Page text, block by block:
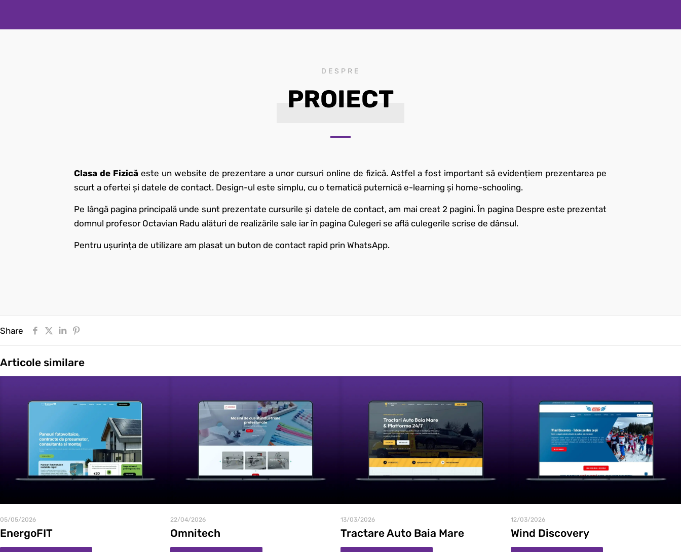
DESPRE
PROIECT
Clasa de Fizică este un website de prezentare a unor cursuri online de fizică. Astfel a fost important să evidențiem prezentarea pe
scurt a ofertei și datele de contact. Design-ul este simplu, cu o tematică puternică e-learning și home-schooling.
Pe lângă pagina principală unde sunt prezentate cursurile și datele de contact, am mai creat 2 pagini. În pagina Despre este prezentat
domnul profesor Octavian Radu alături de realizările sale iar în pagina Culegeri se află culegerile scrise de dânsul.
Pentru ușurința de utilizare am plasat un buton de contact rapid prin WhatsApp.
Share
Articole similare
05/05/2026
EnergoFIT
22/04/2026
Omnitech
13/03/2026
Tractare Auto Baia Mare
12/03/2026
Wind Discovery